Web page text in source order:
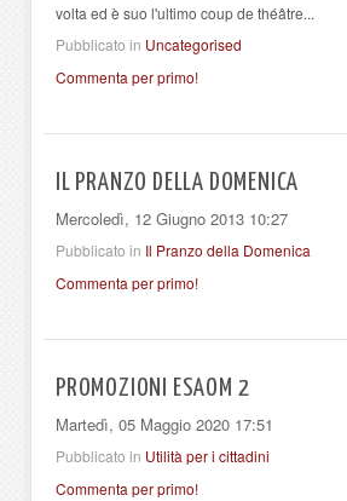
volta ed è suo l'ultimo coup de théâtre...
Pubblicato in Uncategorised
Commenta per primo!
IL PRANZO DELLA DOMENICA
Mercoledì, 12 Giugno 2013 10:27
Pubblicato in Il Pranzo della Domenica
Commenta per primo!
PROMOZIONI ESAOM 2
Martedì, 05 Maggio 2020 17:51
Pubblicato in Utilità per i cittadini
Commenta per primo!